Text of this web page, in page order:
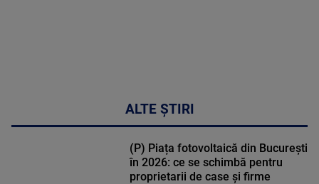
ALTE ȘTIRI
(P) Piața fotovoltaică din București
în 2026: ce se schimbă pentru
proprietarii de case și firme